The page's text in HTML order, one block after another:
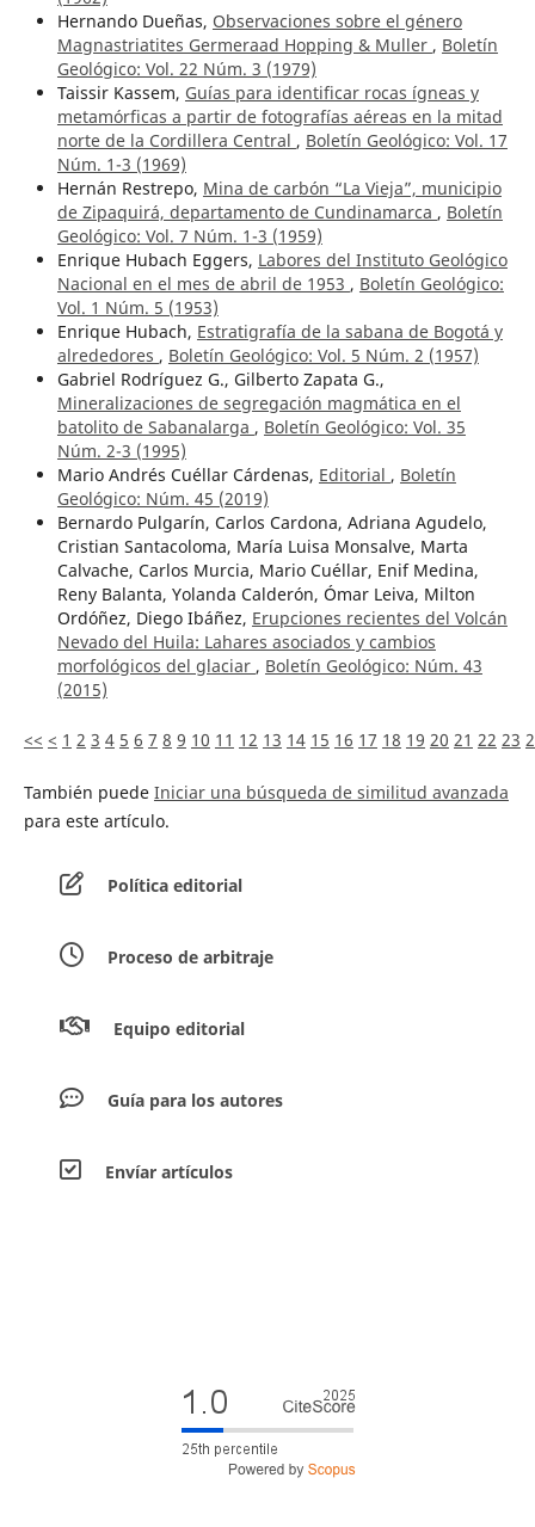
Hernando Dueñas, Observaciones sobre el género
Magnastriatites Germeraad Hopping & Muller , Boletín
Geológico: Vol. 22 Núm. 3 (1979)
Taissir Kassem, Guías para identificar rocas ígneas y
metamórficas a partir de fotografías aéreas en la mitad
norte de la Cordillera Central , Boletín Geológico: Vol. 17
Núm. 1-3 (1969)
Hernán Restrepo, Mina de carbón “La Vieja”, municipio
de Zipaquirá, departamento de Cundinamarca , Boletín
Geológico: Vol. 7 Núm. 1-3 (1959)
Enrique Hubach Eggers, Labores del Instituto Geológico
Nacional en el mes de abril de 1953 , Boletín Geológico:
Vol. 1 Núm. 5 (1953)
Enrique Hubach, Estratigrafía de la sabana de Bogotá y
alrededores , Boletín Geológico: Vol. 5 Núm. 2 (1957)
Gabriel Rodríguez G., Gilberto Zapata G.,
Mineralizaciones de segregación magmática en el
batolito de Sabanalarga , Boletín Geológico: Vol. 35
Núm. 2-3 (1995)
Mario Andrés Cuéllar Cárdenas, Editorial , Boletín
Geológico: Núm. 45 (2019)
Bernardo Pulgarín, Carlos Cardona, Adriana Agudelo,
Cristian Santacoloma, María Luisa Monsalve, Marta
Calvache, Carlos Murcia, Mario Cuéllar, Enif Medina,
Reny Balanta, Yolanda Calderón, Ómar Leiva, Milton
Ordóñez, Diego Ibáñez, Erupciones recientes del Volcán
Nevado del Huila: Lahares asociados y cambios
morfológicos del glaciar , Boletín Geológico: Núm. 43
(2015)
<< < 1 2 3 4 5 6 7 8 9 10 11 12 13 14 15 16 17 18 19 20 21 22 23
También puede Iniciar una búsqueda de similitud avanzada
para este artículo.
Política editorial
Proceso de arbitraje
Equipo editorial
Guía para los autores
Envíar artículos